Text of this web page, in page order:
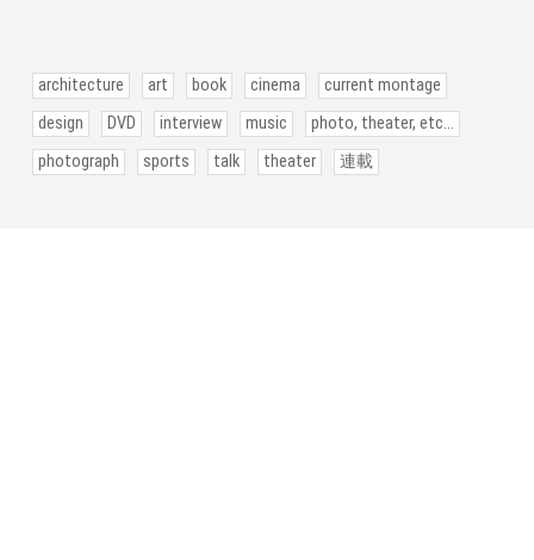
architecture art book cinema
current montage
design
DVD interview music
photo, theater, etc...
photograph
sports talk theater 連載